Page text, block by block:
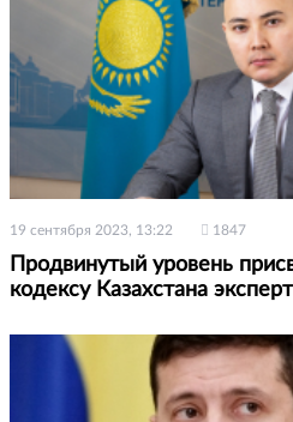
19 сентября 2023, 13:22 1847
Продвинутый уровень
кодексу Казахстана